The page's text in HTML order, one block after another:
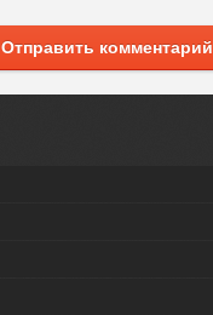
Отправить комментарий